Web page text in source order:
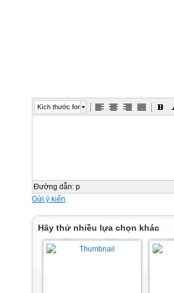
Kích thước font
Đường dẫn: p
Gửi ý kiến
Hãy thử nhiều lựa chọn khác